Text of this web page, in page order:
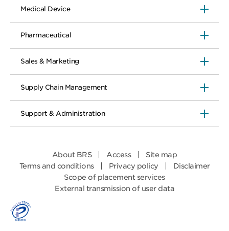
Medical Device
Pharmaceutical
Sales & Marketing
Supply Chain Management
Support & Administration
About BRS Access
Site map
Terms and conditions
Privacy policy
Disclaimer
Scope of placement services
External transmission of user data